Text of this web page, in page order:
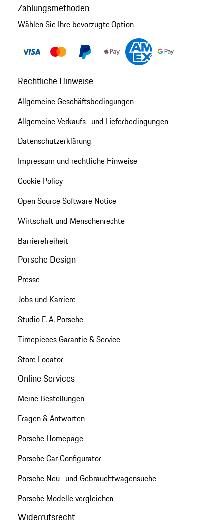
Zahlungsmethoden
Wählen Sie Ihre bevorzugte Option
Rechtliche Hinweise
Allgemeine Geschäftsbedingungen
Allgemeine Verkaufs- und Lieferbedingungen
Datenschutzerklärung
Impressum und rechtliche Hinweise
Cookie Policy
Open Source Software Notice
Wirtschaft und Menschenrechte
Barrierefreiheit
Porsche Design
Presse
Jobs und Karriere
Studio F. A. Porsche
Timepieces Garantie & Service
Store Locator
Online Services
Meine Bestellungen
Fragen & Antworten
Porsche Homepage
Porsche Car Configurator
Porsche Neu- und Gebrauchtwagensuche
Porsche Modelle vergleichen
Widerrufsrecht